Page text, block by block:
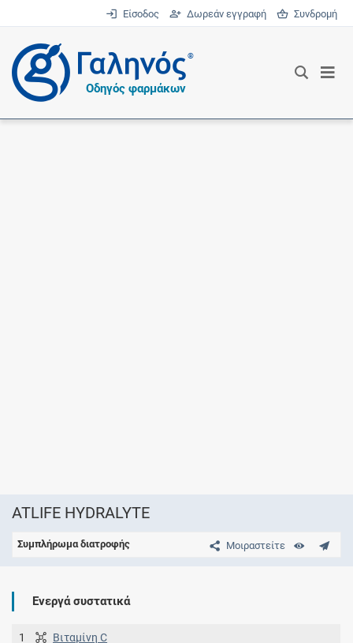
Είσοδος Δωρεάν εγγραφή Συνδρομή
®
Οδηγός φαρμάκων
ATLIFE HYDRALYTE
Μοιραστείτε
Συμπλήρωμα διατροφής
Ενεργά συστατικά
1 Βιταμίνη C